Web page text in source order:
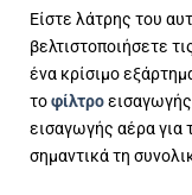
Είστε λάτρης του
βελτιστοποιήσετε
ένα κρίσιμο
τοφίλτρο
εισαγωγής αέρα για
σημαντικά τη